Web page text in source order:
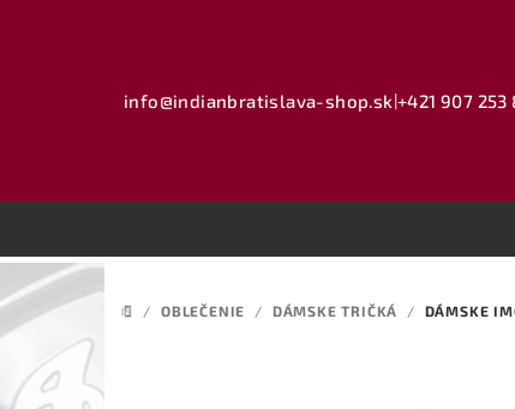
info@indianbratislava-shop.sk|+421 907 253
DOMOV
/ OBLEČENIE / DÁMSKE TRIČKÁ / DÁMSKE